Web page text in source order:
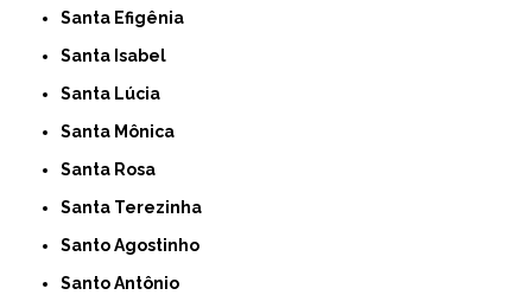
Santa Efigênia
Santa Isabel
Santa Lúcia
Santa Mônica
Santa Rosa
Santa Terezinha
Santo Agostinho
Santo Antônio